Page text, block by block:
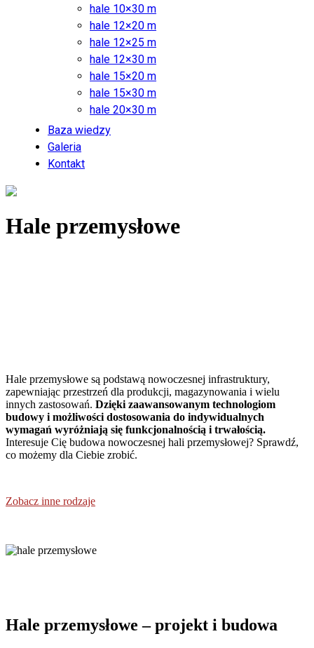
hale 10×30 m
hale 12×20 m
hale 12×25 m
hale 12×30 m
hale 15×20 m
hale 15×30 m
hale 20×30 m
Baza wiedzy
Galeria
Kontakt
Hale przemysłowe
Hale przemysłowe są podstawą nowoczesnej infrastruktury,
zapewniając przestrzeń dla produkcji, magazynowania i wielu
innych zastosowań. Dzięki zaawansowanym technologiom
budowy i możliwości dostosowania do indywidualnych
wymagań wyróżniają się funkcjonalnością i trwałością.
Interesuje Cię budowa nowoczesnej hali przemysłowej? Sprawdź,
co możemy dla Ciebie zrobić.
Zobacz inne rodzaje
Hale przemysłowe – projekt i budowa